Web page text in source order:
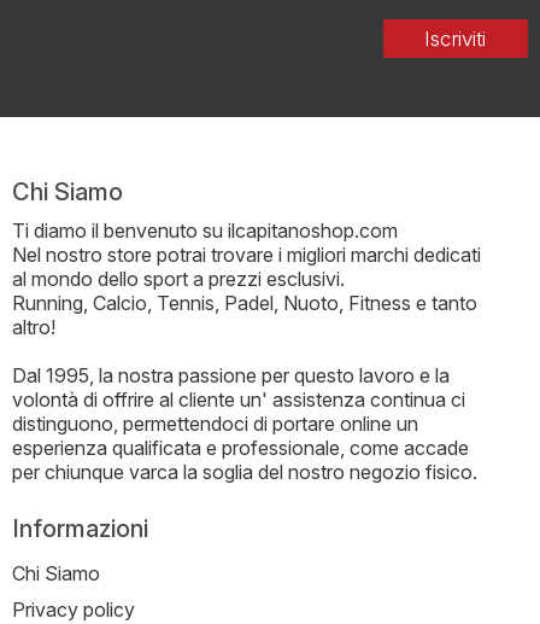
Iscriviti
Chi Siamo
Ti diamo il benvenuto su ilcapitanoshop.com
Nel nostro store potrai trovare i migliori marchi dedicati
al mondo dello sport a prezzi esclusivi.
Running, Calcio, Tennis, Padel, Nuoto, Fitness e tanto
altro!
Dal 1995, la nostra passione per questo lavoro e la
volontà di offrire al cliente un' assistenza continua ci
distinguono, permettendoci di portare online un
esperienza qualificata e professionale, come accade
per chiunque varca la soglia del nostro negozio fisico.
Informazioni
Chi Siamo
Privacy policy